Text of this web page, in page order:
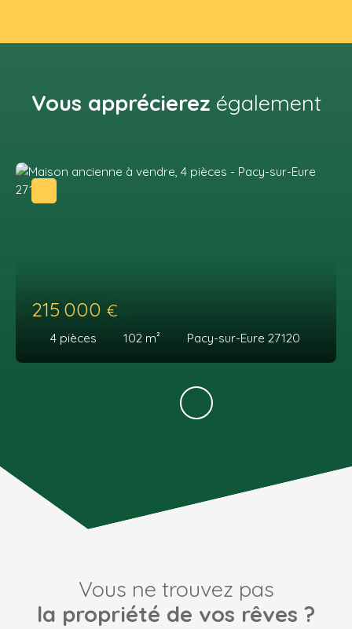
Vous apprécierez également
215 000 €
4 pièces 102 m² Pacy-sur-Eure 27120
Vous ne trouvez pas
la propriété de vos rêves ?